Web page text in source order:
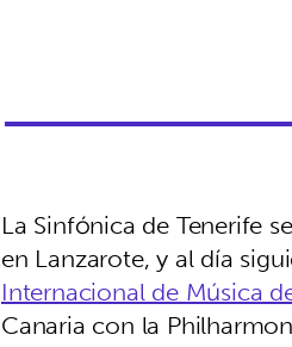
La Sinfónica de Tenerife
en Lanzarote, y al día
Internacional de Música
Canaria con la